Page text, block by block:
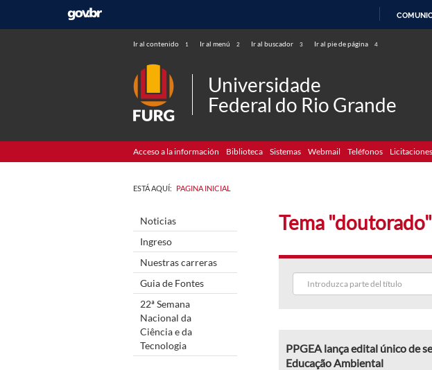
Ir al contenido 1 Ir al menú 2 Ir al buscador 3 Ir al pie de página 4
Universidade
Federal do Rio Grande
Acceso a la información Biblioteca Sistemas Webmail Teléfonos Licitaciones
ESTÁ AQUÍ: PAGINA INICIAL
Noticias
Ingreso
Nuestras carreras
Guia de Fontes
22ª Semana
Nacional da
Ciência e da
Tecnologia
Tema "doutorado"
PPGEA lança edital único de
Educação Ambiental